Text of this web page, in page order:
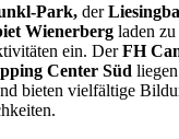
Park, der
Wienerberg laden zu
ein. DerFH
Center Süd
bieten vielfältige